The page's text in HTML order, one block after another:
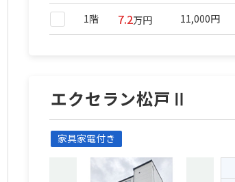
1階 7.2万円 11,000円
エクセラン松戸Ⅱ
家具家電付き